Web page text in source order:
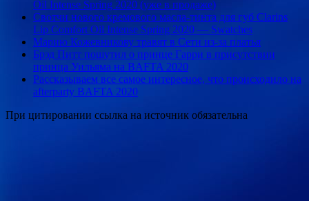
Oil Intense Spring 2020 (уже в продаже)
Свотчи нового кремового масла-тинта для губ Clarins
Lip Сomfort Oil Intense Spring 2020 — Swatches
Марию Кожевникову травят в Сети из-за платья
Брэд Питт пошутил о принце Гарри в присутствии
принца Уильяма на BAFTA 2020
Рассказываем все самое интересное, что происходило на
afterparty BAFTA 2020
При цитировании ссылка на источник обязательна